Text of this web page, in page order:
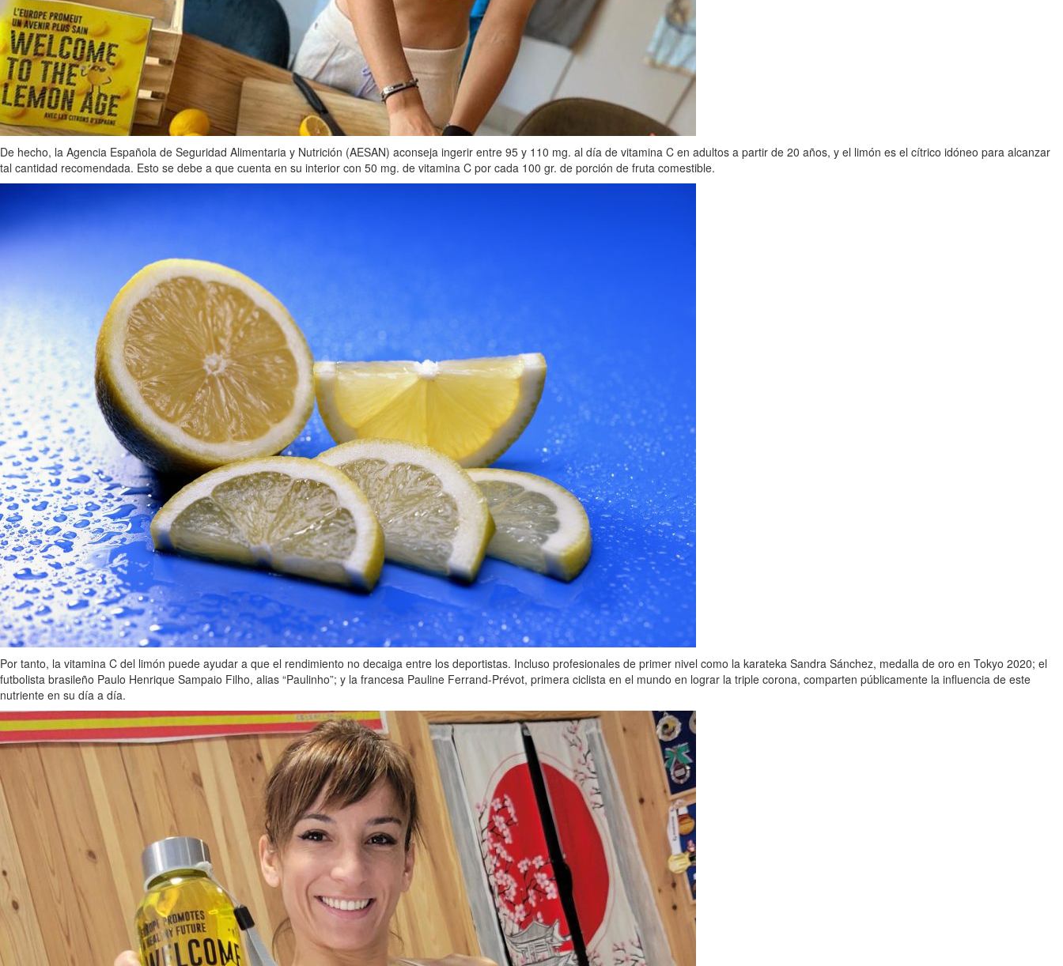
De hecho, la Agencia Española de Seguridad Alimentaria y Nutrición (AESAN) aconseja ingerir entre 95 y 110 mg. al día de vitamina C en adultos a partir de 20 años, y el limón es el cítrico idóneo para alcanzar
tal cantidad recomendada. Esto se debe a que cuenta en su interior con 50 mg. de vitamina C por cada 100 gr. de porción de fruta comestible.
Por tanto, la vitamina C del limón puede ayudar a que el rendimiento no decaiga entre los deportistas. Incluso profesionales de primer nivel como la karateka Sandra Sánchez, medalla de oro en Tokyo 2020; el
futbolista brasileño Paulo Henrique Sampaio Filho, alias “Paulinho”; y la francesa Pauline Ferrand-Prévot, primera ciclista en el mundo en lograr la triple corona, comparten públicamente la influencia de este
nutriente en su día a día.